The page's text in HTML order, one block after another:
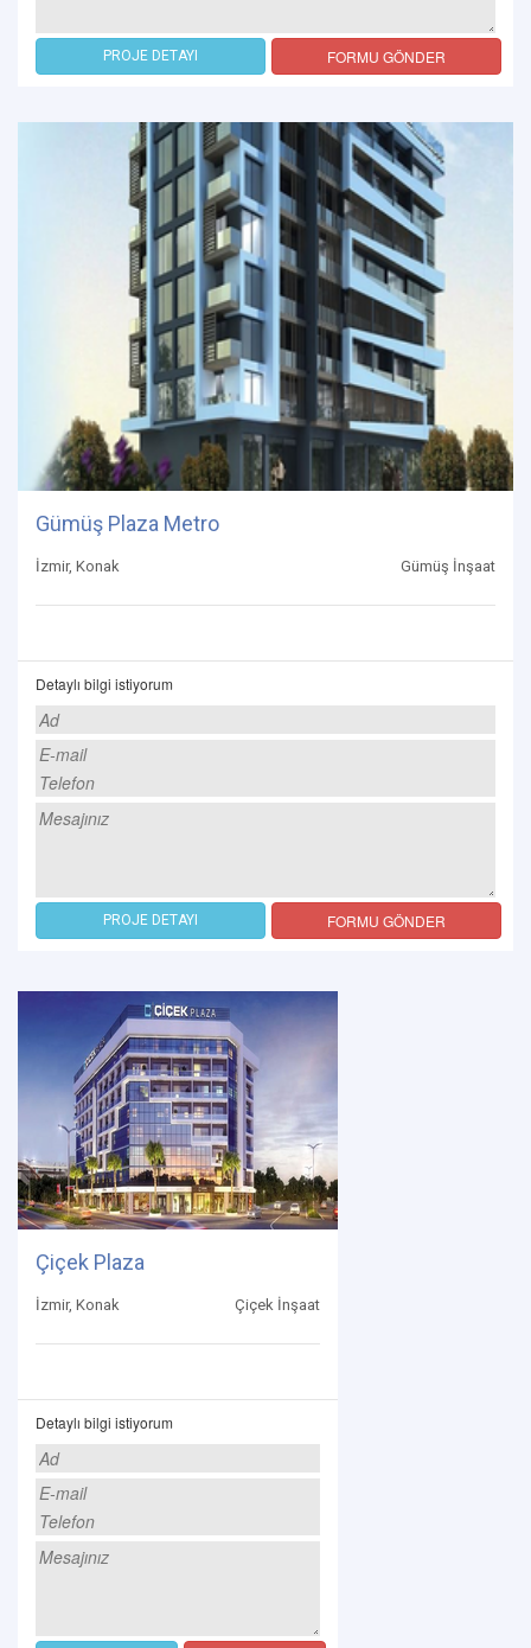
PROJE DETAYI FORMU GÖNDER
Gümüş Plaza Metro
İzmir, Konak Gümüş İnşaat
Detaylı bilgi istiyorum
PROJE DETAYI FORMU GÖNDER
Çiçek Plaza
İzmir, Konak Çiçek İnşaat
Detaylı bilgi istiyorum